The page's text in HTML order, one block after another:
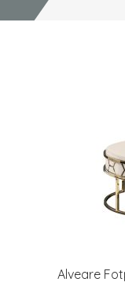
Alveare